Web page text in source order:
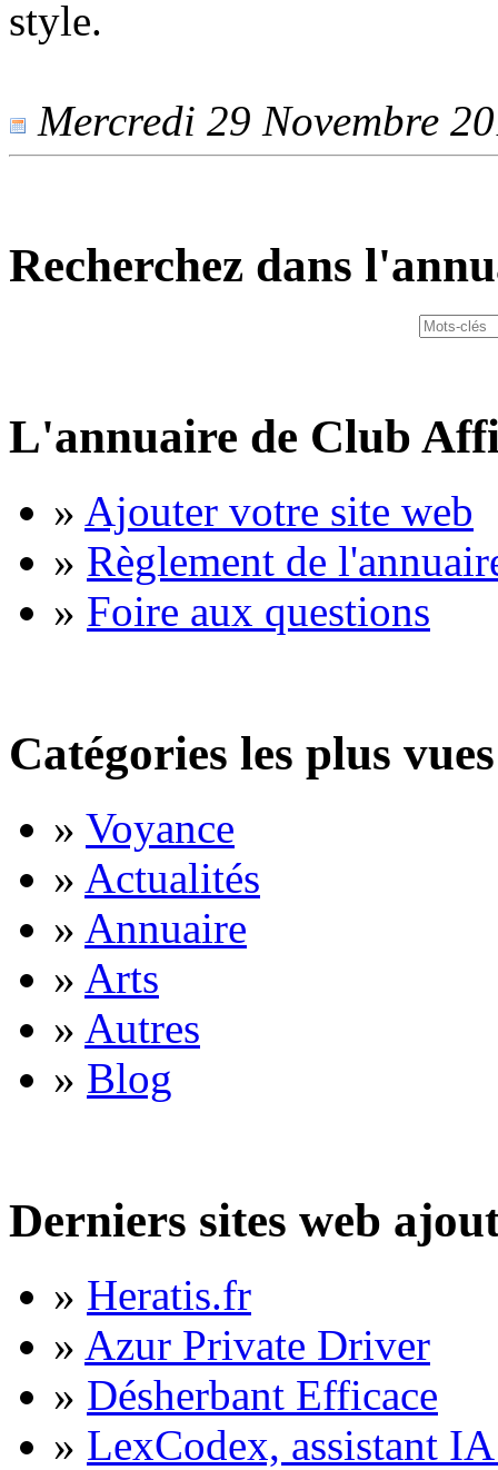
style.
Mercredi 29 Novembre
Recherchez dans
L'annuaire de Club
» Ajouter votre site web
» Règlement de
» Foire aux questions
Catégories les plus vues
» Voyance
» Actualités
» Annuaire
» Arts
» Autres
» Blog
Derniers sites web
» Heratis.fr
» Azur Private Driver
» Désherbant Efficace
» LexCodex, assistant